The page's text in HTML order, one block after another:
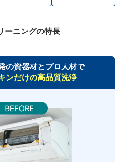
ーニングの特長
の資器材とプロ人材で
ンだけの高品質洗浄